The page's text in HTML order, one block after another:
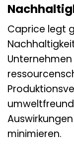
Caprice legt
minimieren.